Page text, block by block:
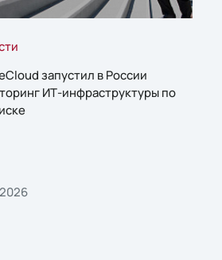
запустил в России
ИТ-инфраструктуры по